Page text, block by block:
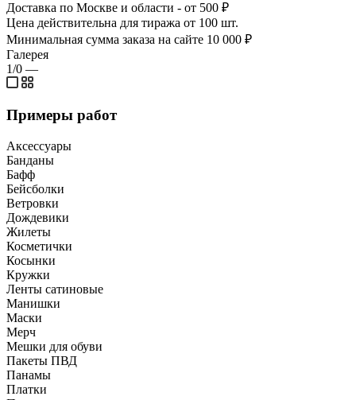
Доставка по Москве и области - от 500 ₽
Цена действительна для тиража от 100 шт.
Минимальная сумма заказа на сайте 10 000 ₽
Галерея
1/0 —
Примеры работ
Аксессуары
Банданы
Бафф
Бейсболки
Ветровки
Дождевики
Жилеты
Косметички
Косынки
Кружки
Ленты сатиновые
Манишки
Маски
Мерч
Мешки для обуви
Пакеты ПВД
Панамы
Платки